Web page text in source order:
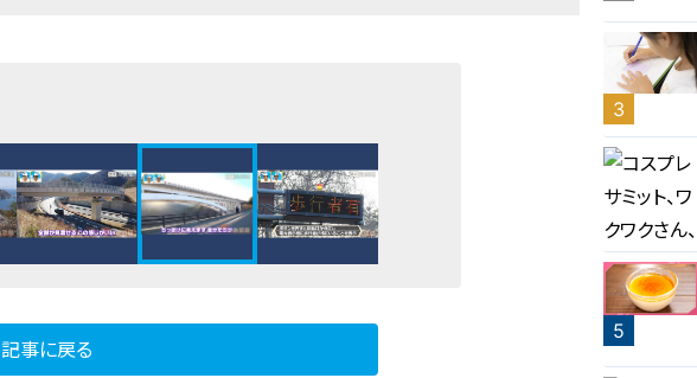
記事に戻る
3
5